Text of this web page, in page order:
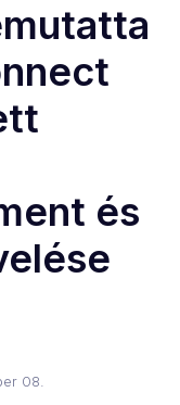
és
08.